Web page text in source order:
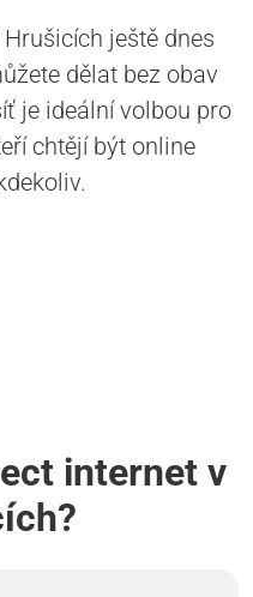
ještě dnes
dělat bez obav
je ideální volbou pro
chtějí být online
internet v